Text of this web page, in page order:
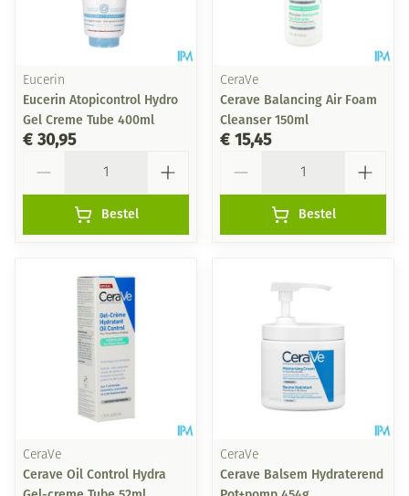
Eucerin
Eucerin Atopicontrol Hydro
Gel Creme Tube 400ml
€ 30,95
Bestel
CeraVe
Cerave Balancing Air Foam
Cleanser 150ml
€ 15,45
Bestel
CeraVe
Cerave Oil Control Hydra
CeraVe
Cerave Balsem Hydraterend